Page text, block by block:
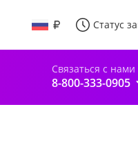
Статус
Связаться с нами
8-800-333-0905